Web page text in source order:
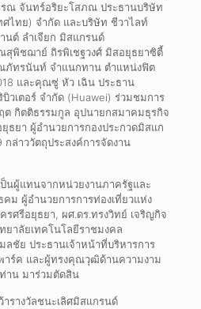
รณ จันทร์อริยะโสภณ ประธานบริษัท
ไทย) จำกัด และบริษัท ชีวาไลท์
ต์ ลำเจียก มิสแกรนด์
สุพิชฌาย์ ถิรพิเชฐวงศ์ มิสอยุธยาซิตี้
ภัทรนันท์ จำแนกทาน ตำแหน่งฟิต
และคุณซู่ หัว เฉิน ประธาน
วเตอร์ จำกัด (Huawei) ร่วมชมการ
กิตติธรรมกูล อุปนายกสมาคมธุรกิจ
ธยา ผู้อำนวยการกองประกวดมิสแก
ล่าววัตถุประสงค์การจัดงาน
นผู้แทนจากหน่วยงานภาครัฐและ
ม ผู้อำนวยการการท่องเที่ยวแห่ง
รศรีอยุธยา, ผศ.ดร.ทรงวิทย์ เจริญกิจ
ยาลัยเทคโนโลยีราชมงคล
ชัย ประธานเจ้าหน้าที่บริหารการ
าร์ค และผู้ทรงคุณวุฒิด้านความงาม
าน มาร่วมตัดสิน
รางวัลชนะเลิศมิสแกรนด์